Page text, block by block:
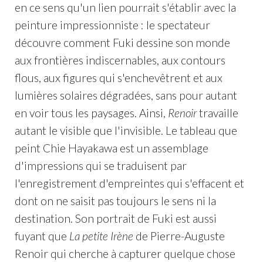
en ce sens qu'un lien pourrait s'établir avec la
peinture impressionniste : le spectateur
découvre comment Fuki dessine son monde
aux frontières indiscernables, aux contours
flous, aux figures qui s'enchevêtrent et aux
lumières solaires dégradées, sans pour autant
en voir tous les paysages. Ainsi, Renoirtravaille
autant le visible que l'invisible. Le tableau que
peint Chie Hayakawa est un assemblage
d'impressions qui se traduisent par
l'enregistrement d'empreintes qui s'effacent et
dont on ne saisit pas toujours le sens ni la
destination. Son portrait de Fuki est aussi
fuyant que La petite Irène de Pierre-Auguste
Renoir qui cherche à capturer quelque chose